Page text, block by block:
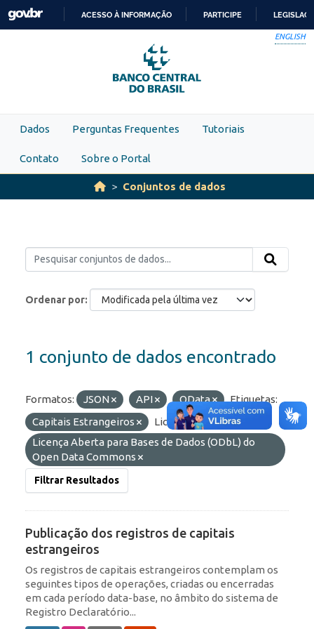
Skip to main content
PARA
O
CONTEÚDO
ACESSO À INFORMAÇÃO PARTICIPE
ENGLISH
Dados Perguntas Frequentes Tutoriais
Contato Sobre o Portal
Conjuntos de dados
Ordenar por
1 conjunto de dados encontrado
Formatos: JSON API OData
Etiquetas:
Capitais Estrangeiros
Licenças:
Licença Aberta para Bases de Dados (ODbL) do
Open Data Commons
Filtrar Resultados
Publicação dos registros de capitais
estrangeiros
Os registros de capitais estrangeiros contemplam os
seguintes tipos de operações, criadas ou encerradas
em cada período data-base, no âmbito do sistema de
Registro Declaratório...